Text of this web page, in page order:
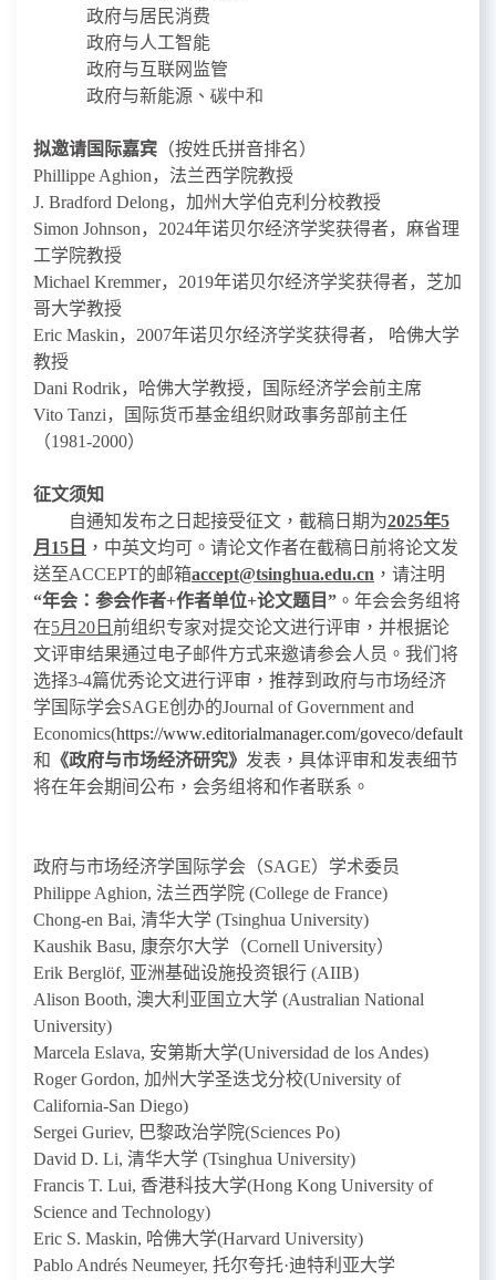
政府与居民消费
政府与人工智能
政府与互联网监管
政府与新能源、 碳中和
拟邀请国际嘉宾 （按姓氏拼音排名）
Phillippe Aghion，法兰西学院教授
J. Bradford Delong，加州大学伯克利分校教授
Simon Johnson， 2024年诺贝尔经济学奖获得者，麻省理
工学院教授
Michael Kremmer， 2019年诺贝尔经济学奖获得者，芝加
哥大学教授
Eric Maskin， 2007年诺贝尔经济学奖获得者，
哈佛大学
教授
Dani Rodrik，哈佛大学教授，国际经济学会前主席
Vito Tanzi， 国际货币基金组织财政事务部前主任
（1981-2000）
征文须知
自通知发布之日起接受征文，截稿日期为2025年5
月 15 日 ，中英文均可。请论文作者在截稿日前将论文发
送至ACCEPT的邮箱accept@tsinghua.edu.cn ，请注明
“年会：参会作者+作者单位+论文题目” 。年会会务组将
在5月 20 日 前组织专家对提交论文进行评审，并根据论
文评审结果通过电子邮件方式来邀请参会人员。 我们将
选择3-4篇优秀论文进行评审， 推荐到政府与市场经济
学国际学会SAGE创办的Journal of Government and
Economics(https://www.editorialmanager.com/goveco/
和 《政府与市场经济研究》 发表， 具体评审和发表细节
将在年会期间公布，会务组将和作者联系。
政府与市场经济学国际学会 （SAGE）学术委员
Philippe Aghion, 法兰西学院 (College de France)
Chong-en Bai, 清华大学 (Tsinghua University)
Kaushik Basu, 康奈尔大学（Cornell University）
Erik Berglöf, 亚洲基础设施投资银行 (AIIB)
Alison Booth, 澳大利亚国立大学 (Australian National
University)
Marcela Eslava, 安第斯大学(Universidad de los Andes)
Roger Gordon, 加州大学圣迭戈分校(University of
California-San Diego)
Sergei Guriev, 巴黎政治学院(Sciences Po)
David D. Li, 清华大学 (Tsinghua University)
Francis T. Lui, 香港科技大学(Hong Kong University of
Science and Technology)
Eric S. Maskin, 哈佛大学(Harvard University)
Pablo Andrés Neumeyer, 托尔夸托·迪特利亚大学